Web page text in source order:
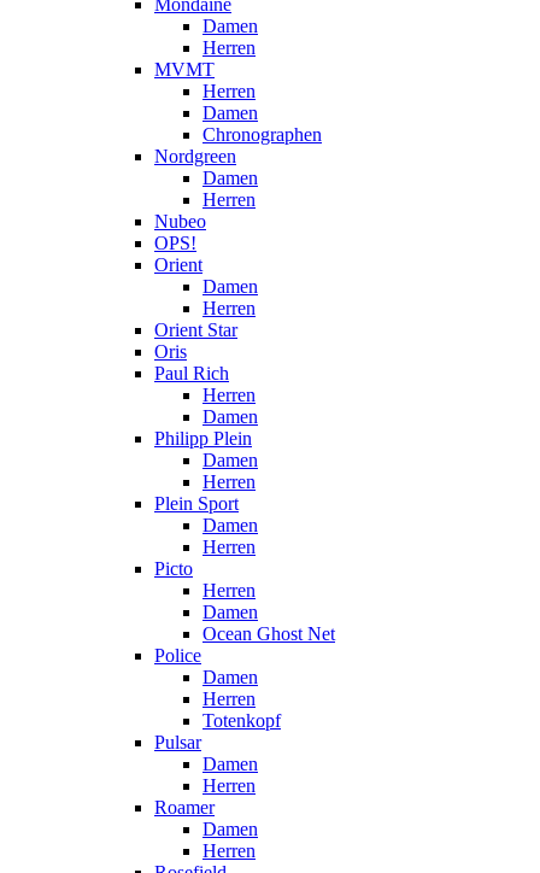
Mondaine
Damen
Herren
MVMT
Herren
Damen
Chronographen
Nordgreen
Damen
Herren
Nubeo
OPS!
Orient
Damen
Herren
Orient Star
Oris
Paul Rich
Herren
Damen
Philipp Plein
Damen
Herren
Plein Sport
Damen
Herren
Picto
Herren
Damen
Ocean Ghost Net
Police
Damen
Herren
Totenkopf
Pulsar
Damen
Herren
Roamer
Damen
Herren